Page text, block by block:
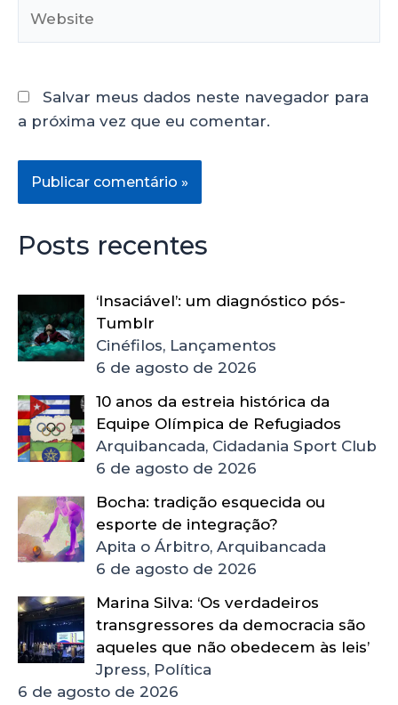
Salvar meus dados neste navegador para
a próxima vez que eu comentar.
Posts recentes
‘Insaciável’: um diagnóstico pós-
Tumblr
Cinéfilos, Lançamentos
6 de agosto de 2026
10 anos da estreia histórica da
Equipe Olímpica de Refugiados
Arquibancada, Cidadania Sport Club
6 de agosto de 2026
Bocha: tradição esquecida ou
esporte de integração?
Apita o Árbitro, Arquibancada
6 de agosto de 2026
Marina Silva: ‘Os verdadeiros
transgressores da democracia são
aqueles que não obedecem às leis’
Jpress, Política
6 de agosto de 2026